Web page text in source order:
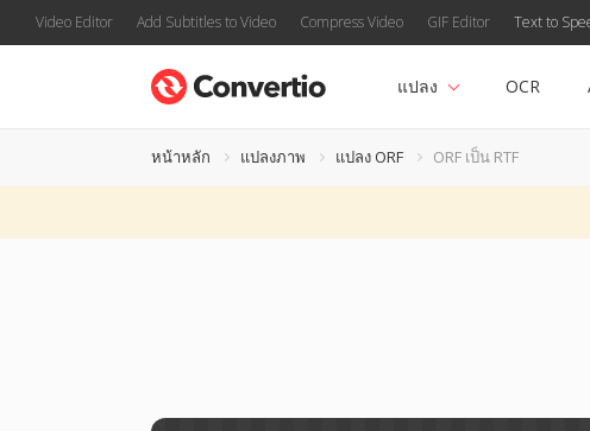
Video Editor Add Subtitles to Video Compress Video GIF Editor Text to
แปลง OCR
หน้าหลัก แปลงภาพ แปลง ORF ORF เป็น RTF